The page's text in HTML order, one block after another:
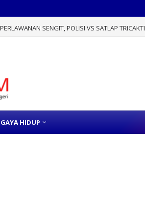
SENGIT, POLISI VS SATLAP TRICAKTI
GAYA HIDUP